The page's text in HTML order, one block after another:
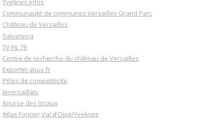
Yvelines infos
Communauté de communes Versailles Grand Parc
Château de Versailles
Salveterra
TV FIL 78
Centre de recherche du château de Versailles
Exporter.gouv.fr
Pôles de compétitivité
leversaillais
Bourse des locaux
Atlas Foncier Val d'Oise/Yvelines